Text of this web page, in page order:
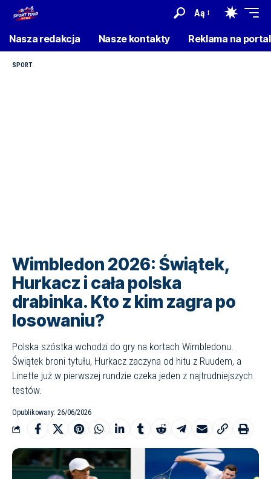
Aą
Nasza redakcja Nasze kontakty Reklama na
SPORT
Wimbledon 2026: Świątek,
Hurkacz i cała polska
drabinka. Kto z kim zagra po
losowaniu?
Polska szóstka wchodzi do gry na kortach Wimbledonu.
Świątek broni tytułu, Hurkacz zaczyna od hitu z Ruudem, a
Linette już w pierwszej rundzie czeka jeden z najtrudniejszych
testów.
Opublikowany: 26/06/2026